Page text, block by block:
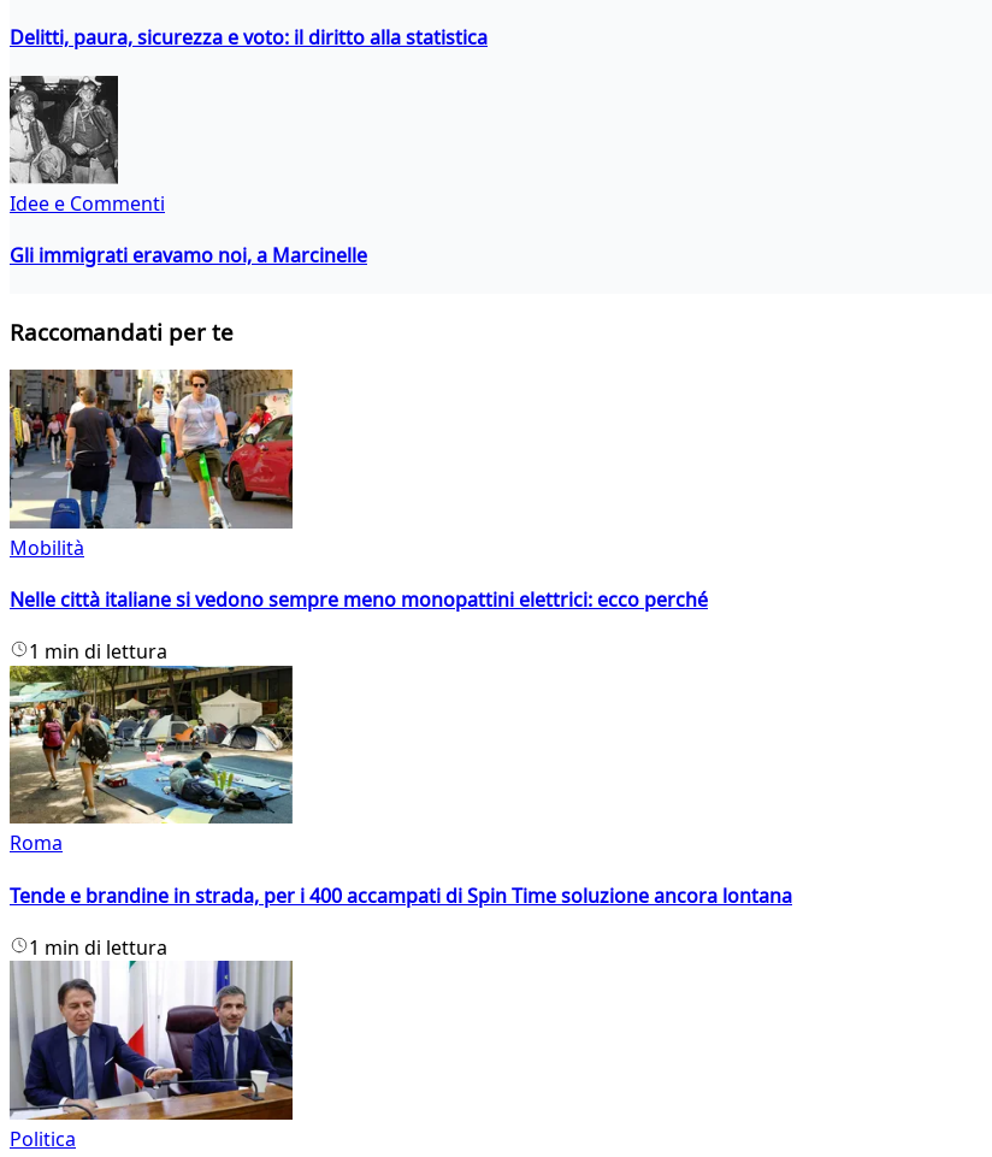
Delitti, paura, sicurezza e voto: il diritto alla statistica
Idee e Commenti
Gli immigrati eravamo noi, a Marcinelle
Raccomandati per te
Mobilità
Nelle città italiane si vedono sempre meno monopattini elettrici: ecco perché
1 min di lettura
Roma
Tende e brandine in strada, per i 400 accampati di Spin Time soluzione ancora lontana
1 min di lettura
Politica